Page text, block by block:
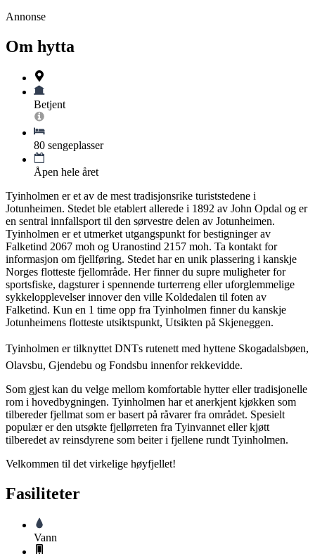
Annonse
Om hytta
Betjent
80 sengeplasser
Åpen hele året
Tyinholmen er et av de mest tradisjonsrike turiststedene i
Jotunheimen. Stedet ble etablert allerede i 1892 av John Opdal og er
en sentral innfallsport til den sørvestre delen av Jotunheimen.
Tyinholmen er et utmerket utgangspunkt for bestigninger av
Falketind 2067 moh og Uranostind 2157 moh. Ta kontakt for
informasjon om fjellføring. Stedet har en unik plassering i kanskje
Norges flotteste fjellområde. Her finner du supre muligheter for
sportsfiske, dagsturer i spennende turterreng eller uforglemmelige
sykkelopplevelser innover den ville Koldedalen til foten av
Falketind. Kun en 1 time opp fra Tyinholmen finner du kanskje
Jotunheimens flotteste utsiktspunkt, Utsikten på Skjeneggen.
Tyinholmen er tilknyttet DNTs rutenett med hyttene Skogadalsbøen,
Olavsbu, Gjendebu og Fondsbu innenfor rekkevidde.
Som gjest kan du velge mellom komfortable hytter eller tradisjonelle
rom i hovedbygningen. Tyinholmen har et anerkjent kjøkken som
tilbereder fjellmat som er basert på råvarer fra området. Spesielt
populær er den utsøkte fjellørreten fra Tyinvannet eller kjøtt
tilberedet av reinsdyrene som beiter i fjellene rundt Tyinholmen.
Velkommen til det virkelige høyfjellet!
Fasiliteter
Vann